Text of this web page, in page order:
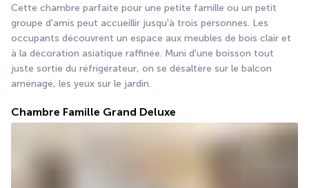
Cette chambre parfaite pour une petite famille ou un petit
groupe d'amis peut accueillir jusqu'à trois personnes. Les
occupants découvrent un espace aux meubles de bois clair et
à la décoration asiatique raffinée. Muni d'une boisson tout
juste sortie du réfrigérateur, on se désaltère sur le balcon
aménagé, les yeux sur le jardin.
Chambre Famille Grand Deluxe